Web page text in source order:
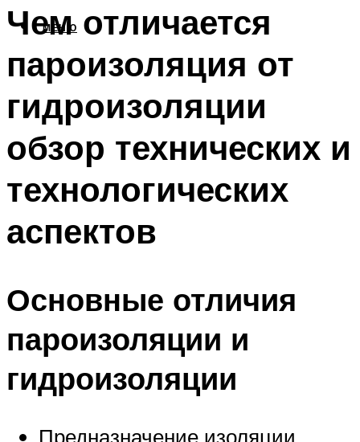
МЕНЮ
Чем отличается
пароизоляция от
гидроизоляции
обзор технических и
технологических
аспектов
Основные отличия
пароизоляции и
гидроизоляции
Предназначение изоляции